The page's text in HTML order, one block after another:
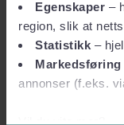
Egenskaper –
region, slik at
Statistikk –
Markedsføring
annonser (f.eks.
Vil du vite mer?